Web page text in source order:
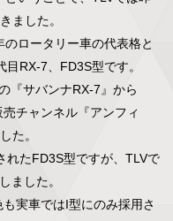
ました。
ロータリー車の代表格と
RX-7、FD3S型です。
『サバンナRX-7』から
チャンネル『アンフィ
た。
れたFD3S型ですが、TLVで
ました。
実車ではI型にのみ採用さ